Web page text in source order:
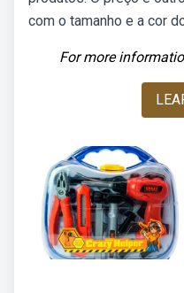
com o tamanho e a cor
For more